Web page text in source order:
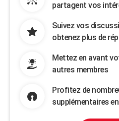
partagent vos
Suivez vos
obtenez plus de
Mettez en avant
autres membres
Profitez de
supplémentaires